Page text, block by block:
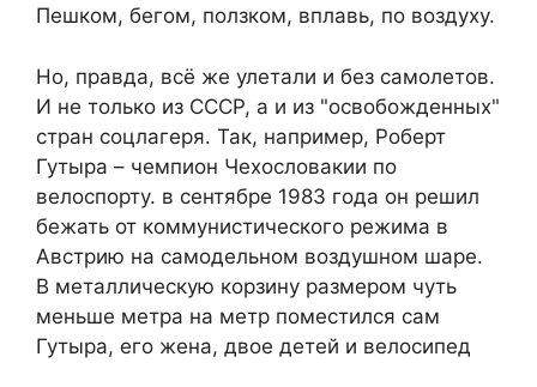
Пешком, бегом, ползком, вплавь, по воздуху.
Но, правда, всё же улетали и без самолетов.
И не только из СССР, а и из "освобожденных"
стран соцлагеря. Так, например, Роберт
Гутыра – чемпион Чехословакии по
велоспорту. в сентябре 1983 года он решил
бежать от коммунистического режима в
Австрию на самодельном воздушном шаре.
В металлическую корзину размером чуть
меньше метра на метр поместился сам
Гутыра, его жена, двое детей и велосипед